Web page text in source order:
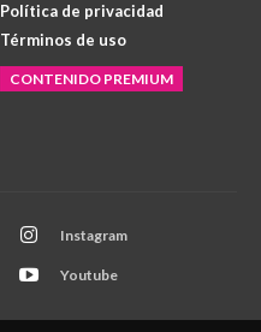
Política de privacidad
Términos de uso
CONTENIDO PREMIUM
Instagram
Youtube